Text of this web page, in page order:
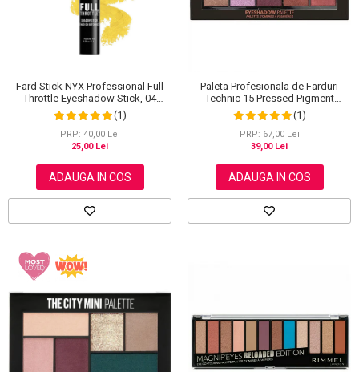
Scrub / Balsam de buze
Netestate pe Animale
Fard Stick NYX Professional Full
Throttle Eyeshadow Stick, 04
Dengerously(1)
PRP: 40,00 Lei
25,00 Lei
ADAUGA IN COS
Paleta Profesionala de Farduri
Technic 15 Pressed Pigment
Palette, Peanut Butter & Jelly, 15
Culori, 30 g
(1)
PRP: 67,00 Lei
39,00 Lei
ADAUGA IN COS